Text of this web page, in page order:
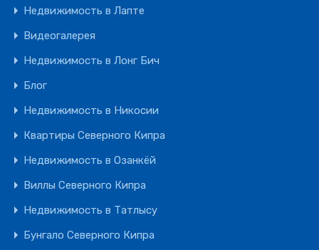
Недвижимость в Лапте
Видеогалерея
Недвижимость в Лонг Бич
Блог
Недвижимость в Никосии
Квартиры Северного Кипра
Недвижимость в Озанкёй
Виллы Северного Кипра
Недвижимость в Татлысу
Бунгало Северного Кипра